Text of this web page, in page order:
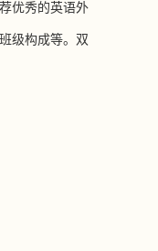
优秀的英语外
级构成等。双